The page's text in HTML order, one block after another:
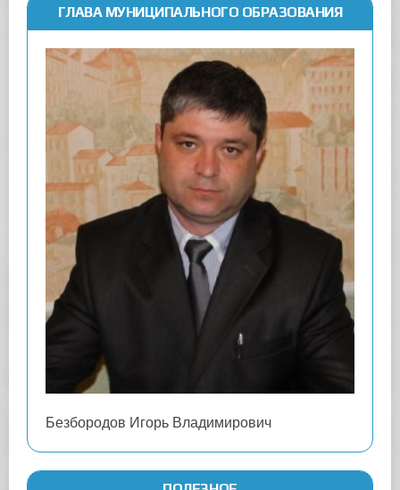
ГЛАВА МУНИЦИПАЛЬНОГО ОБРАЗОВАНИЯ
Безбородов Игорь Владимирович